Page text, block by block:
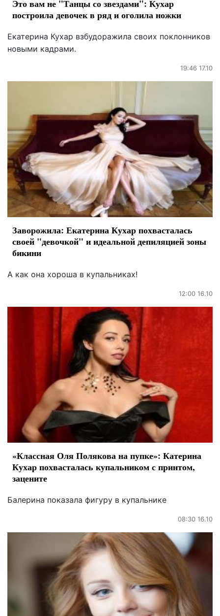
Это вам не "Танцы со звездами": Кухар
построила девочек в ряд и оголила ножки
Екатерина Кухар взбудоражила своих поклонников
новыми кадрами.
19:46 17.10
Заворожила: Екатерина Кухар похвасталась
своей "девочкой" и идеальной депиляцией зоны
бикини
А как она хороша в купальниках!
12:00 16.10
«Классная Оля Полякова на пупке»: Катерина
Кухар похвасталась купальником с принтом,
зацените
Балерина показала фигуру в купальнике
08:30 16.10